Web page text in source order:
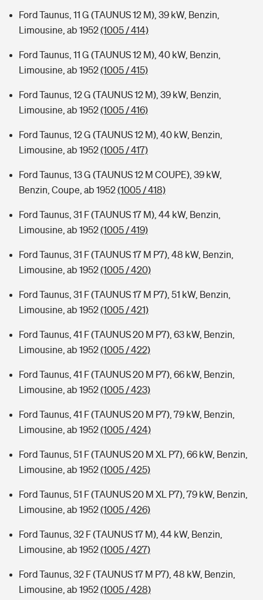
Ford Taunus, 11 G (TAUNUS 12 M), 39 kW, Benzin,
Limousine, ab 1952(1005 / 414)
Ford Taunus, 11 G (TAUNUS 12 M), 40 kW, Benzin,
Limousine, ab 1952(1005 / 415)
Ford Taunus, 12 G (TAUNUS 12 M), 39 kW, Benzin,
Limousine, ab 1952(1005 / 416)
Ford Taunus, 12 G (TAUNUS 12 M), 40 kW, Benzin,
Limousine, ab 1952(1005 / 417)
Ford Taunus, 13 G (TAUNUS 12 M COUPE), 39 kW,
Benzin, Coupe, ab 1952(1005 / 418)
Ford Taunus, 31 F (TAUNUS 17 M), 44 kW, Benzin,
Limousine, ab 1952(1005 / 419)
Ford Taunus, 31 F (TAUNUS 17 M P7), 48 kW, Benzin,
Limousine, ab 1952(1005 / 420)
Ford Taunus, 31 F (TAUNUS 17 M P7), 51 kW, Benzin,
Limousine, ab 1952(1005 / 421)
Ford Taunus, 41 F (TAUNUS 20 M P7), 63 kW, Benzin,
Limousine, ab 1952(1005 / 422)
Ford Taunus, 41 F (TAUNUS 20 M P7), 66 kW, Benzin,
Limousine, ab 1952(1005 / 423)
Ford Taunus, 41 F (TAUNUS 20 M P7), 79 kW, Benzin,
Limousine, ab 1952(1005 / 424)
Ford Taunus, 51 F (TAUNUS 20 M XL P7), 66 kW, Benzin,
Limousine, ab 1952(1005 / 425)
Ford Taunus, 51 F (TAUNUS 20 M XL P7), 79 kW, Benzin,
Limousine, ab 1952(1005 / 426)
Ford Taunus, 32 F (TAUNUS 17 M), 44 kW, Benzin,
Limousine, ab 1952(1005 / 427)
Ford Taunus, 32 F (TAUNUS 17 M P7), 48 kW, Benzin,
Limousine, ab 1952(1005 / 428)